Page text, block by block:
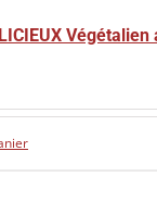
Végétalien